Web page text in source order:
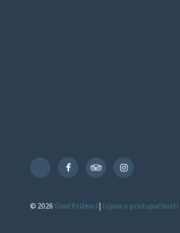
TikTok
FacebookTripAdvisorInstagram
© 2026 Grad Križevci | Izjava o pristupačnosti